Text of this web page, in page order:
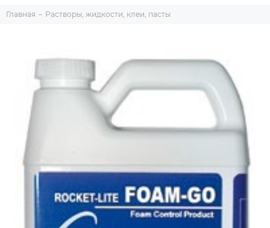
Главная Растворы, жидкости, клеи, пасты